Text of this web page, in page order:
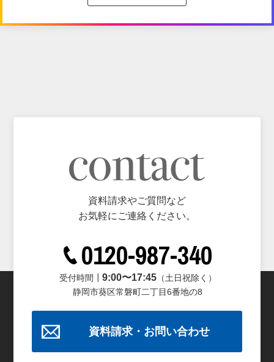
資料請求やご質問など
お気軽にご連絡ください。
0120-987-340
受付時間┃ 9:00〜17:45（土日祝除く）
静岡市葵区常磐町二丁目6番地の8
資料請求・お問い合わせ